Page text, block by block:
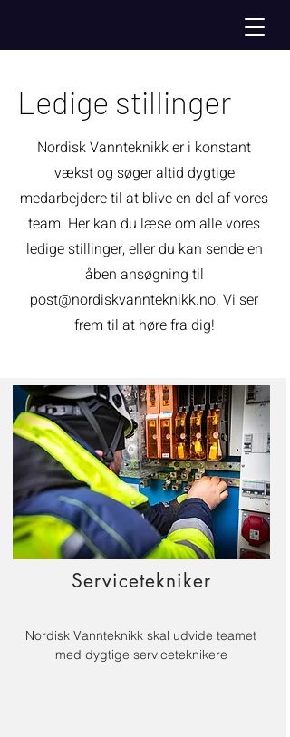
Ledige stillinger
Nordisk Vannteknikk er i konstant
vækst og søger altid dygtige
medarbejdere til at blive en del af vores
team. Her kan du læse om alle vores
ledige stillinger, eller du kan sende en
åben ansøgning til
post@nordiskvannteknikk.no. Vi ser
frem til at høre fra dig!
Servicetekniker
Nordisk Vannteknikk skal udvide teamet
med dygtige serviceteknikere